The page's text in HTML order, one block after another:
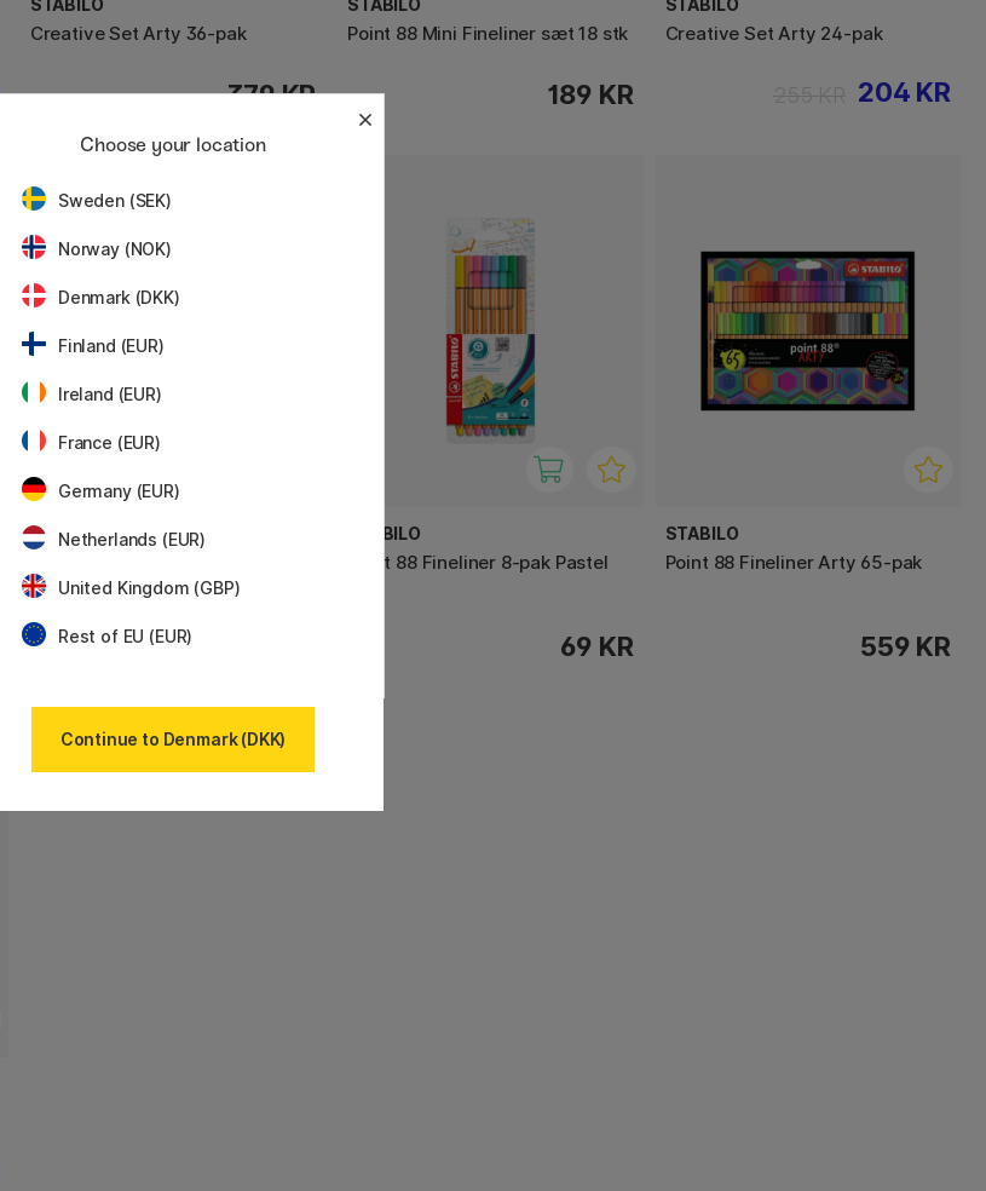
STABILO
Creative Set Arty 36-pak
379 KR
STABILO
Point 88 Mini Fineliner sæt 18 stk
189 KR
STABILO
Creative Set Arty 24-pak
204 KR
STABILO STABILO
Point 88 Fineliner 8-pak Pastel
69 KR
STABILO
Point 88 Fineliner Arty 65-pak
559 KR
Choose your location
Sweden (SEK)
Norway (NOK)
Denmark (DKK)
Finland (EUR)
Ireland (EUR)
France (EUR)
Germany (EUR)
Netherlands (EUR)
United Kingdom (GBP)
Rest of EU (EUR)
Continue to Denmark (DKK)